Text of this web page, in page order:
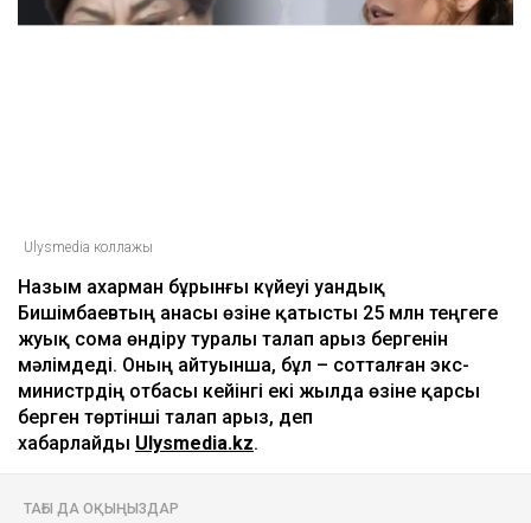
Ulysmedia коллажы
Назым Қахарман бұрынғы күйеуі Қуандық
Бишімбаевтың анасы өзіне қатысты 25 млн теңгеге
жуық сома өндіру туралы талап арыз бергенін
мәлімдеді. Оның айтуынша, бұл – сотталған экс-
министрдің отбасы кейінгі екі жылда өзіне қарсы
берген төртінші талап арыз, деп
хабарлайды Ulysmedia.kz.
ТАҒЫ ДА ОҚЫҢЫЗДАР